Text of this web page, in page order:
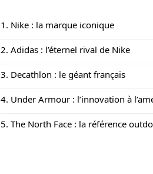
1. Nike : la marque iconique
2. Adidas : l’éternel rival de Nike
3. Decathlon : le géant français
4. Under Armour : l’innovation à
5. The North Face : la référence